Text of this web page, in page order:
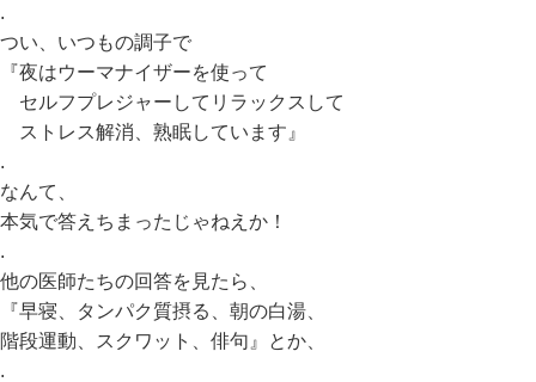
.
つい、いつもの調子で
『夜はウーマナイザーを使って
セルフプレジャーしてリラックスして
ストレス解消、熟眠しています』
.
なんて、
本気で答えちまったじゃねえか！
.
他の医師たちの回答を見たら、
『早寝、タンパク質摂る、朝の白湯、
階段運動、スクワット、俳句』とか、
.